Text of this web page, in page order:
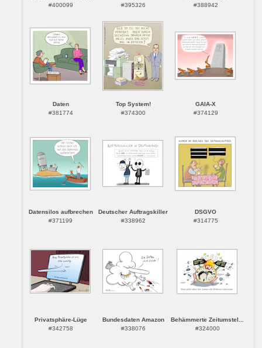
#400099
#395326
#388942
Daten
#381774
Top System!
#374300
GAIA-X
#374129
Datensilos aufbrechen
#371199
Deutscher Auftragskiller
#338962
DSGVO
#314775
Privatsphäre-Lüge
#342758
Bundesdaten Amazon
#338076
Behämmerte Zeitumstel...
#324000